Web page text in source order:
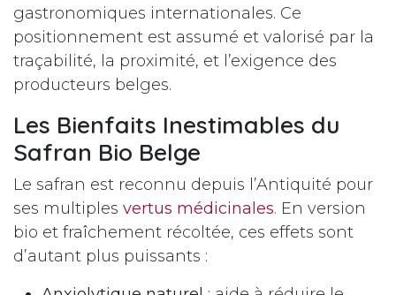
gastronomiques internationales. Ce
positionnement est assumé et valorisé par la
traçabilité, la proximité, et l’exigence des
producteurs belges.
Les Bienfaits Inestimables du
Safran Bio Belge
Le safran est reconnu depuis l’Antiquité pour
ses multiples vertus médicinales. En version
bio et fraîchement récoltée, ces effets sont
d’autant plus puissants :